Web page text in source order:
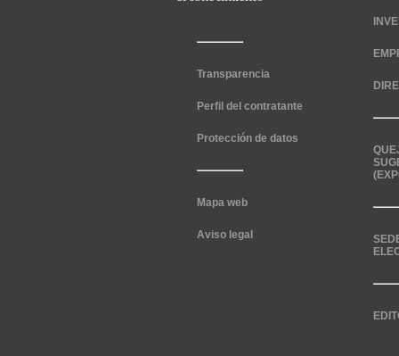
Transparencia
Perfil del contratante
Protección de datos
Mapa web
Aviso legal